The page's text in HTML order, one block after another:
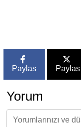
Paylas Paylas
Yorum